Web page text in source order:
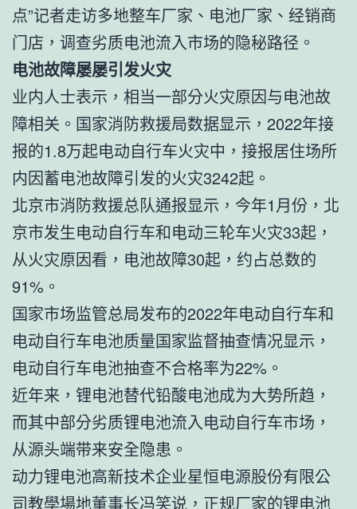
点”记者走访多地整车厂家、电池厂家、经销商
门店，调查劣质电池流入市场的隐秘路径。
电池故障屡屡引发火灾
业内人士表示，相当一部分火灾原因与电池故
障相关。国家消防救援局数据显示，2022年接
报的1.8万起电动自行车火灾中，接报居住场所
内因蓄电池故障引发的火灾3242起。
北京市消防救援总队通报显示，今年1月份，北
京市发生电动自行车和电动三轮车火灾33起，
从火灾原因看，电池故障30起，约占总数的
91%。
国家市场监管总局发布的2022年电动自行车和
电动自行车电池质量国家监督抽查情况显示，
电动自行车电池抽查不合格率为22%。
近年来，锂电池替代铅酸电池成为大势所趋，
而其中部分劣质锂电池流入电动自行车市场，
从源头端带来安全隐患。
动力锂电池高新技术企业星恒电源股份有限公
司教學場地董事长冯笑说，正规厂家的锂电池